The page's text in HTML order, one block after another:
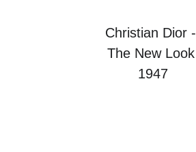
Christian Dior -
The New Look
1947